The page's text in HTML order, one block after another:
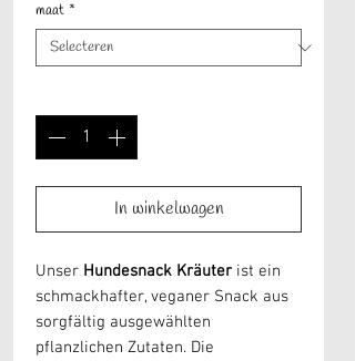
Gram
maat *
In winkelwagen
Unser Hundesnack Kräuter ist ein
schmackhafter, veganer Snack aus
sorgfältig ausgewählten
pflanzlichen Zutaten. Die